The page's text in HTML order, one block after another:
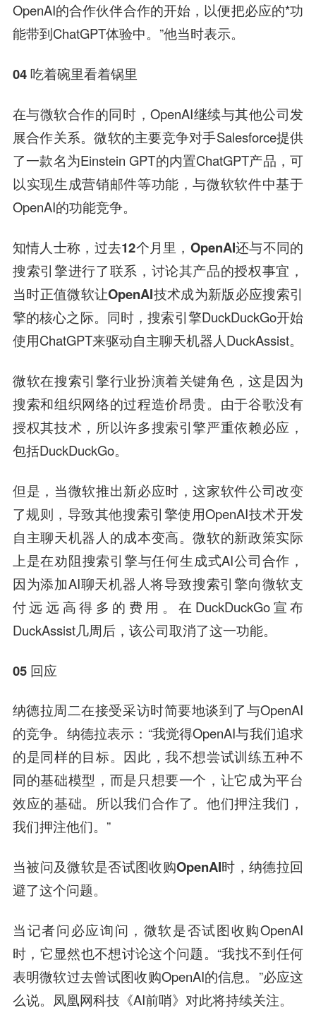
OpenAI的合作伙伴合作的开始，以便把必应的*功
能带到ChatGPT体验中。”他当时表示。
04 吃着碗里看着锅里
在与微软合作的同时，OpenAI继续与其他公司发
展合作关系。微软的主要竞争对手Salesforce提供
了一款名为Einstein GPT的内置ChatGPT产品，可
以实现生成营销邮件等功能，与微软软件中基于
OpenAI的功能竞争。
知情人士称，过去12个月里，OpenAI还与不同的
搜索引擎进行了联系，讨论其产品的授权事宜，
当时正值微软让OpenAI技术成为新版必应搜索引
擎的核心之际。 同时，搜索引擎DuckDuckGo开始
使用ChatGPT来驱动自主聊天机器人DuckAssist。
微软在搜索引擎行业扮演着关键角色，这是因为
搜索和组织网络的过程造价昂贵。由于谷歌没有
授权其技术，所以许多搜索引擎严重依赖必应，
包括DuckDuckGo。
但是，当微软推出新必应时，这家软件公司改变
了规则，导致其他搜索引擎使用OpenAI技术开发
自主聊天机器人的成本变高。微软的新政策实际
上是在劝阻搜索引擎与任何生成式AI公司合作，
因为添加AI聊天机器人将导致搜索引擎向微软支
付远远高得多的费用。在DuckDuckGo宣布
DuckAssist几周后，该公司取消了这一功能。
05 回应
纳德拉周二在接受采访时简要地谈到了与OpenAI
的竞争。纳德拉表示：“我觉得OpenAI与我们追求
的是同样的目标。因此，我不想尝试训练五种不
同的基础模型，而是只想要一个，让它成为平台
效应的基础。所以我们合作了。他们押注我们，
我们押注他们。”
当被问及微软是否试图收购OpenAI时，纳德拉回
避了这个问题。
当记者问必应询问，微软是否试图收购OpenAI
时，它显然也不想讨论这个问题。“我找不到任何
表明微软过去曾试图收购OpenAI的信息。”必应这
么说。凤凰网科技《AI前哨》对此将持续关注。